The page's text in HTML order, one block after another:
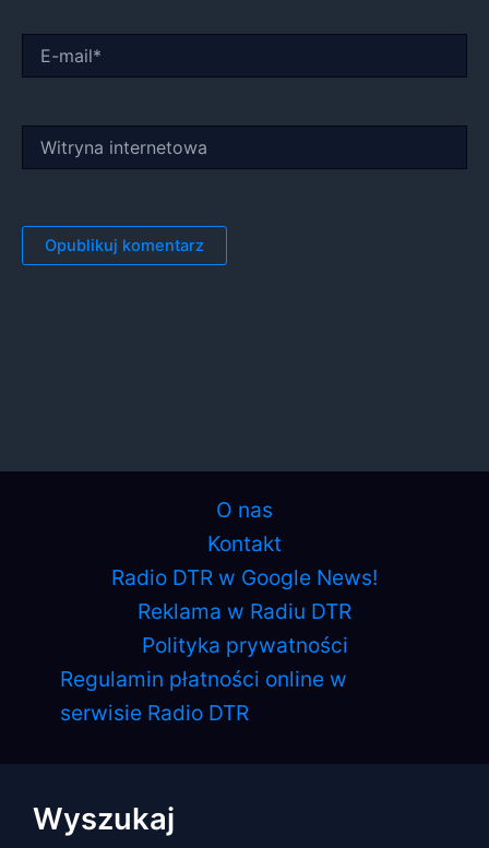
mail*
internetowa
O nas
Kontakt
Radio DTR w Google News!
Reklama w Radiu DTR
Polityka prywatności
Regulamin płatności online w
serwisie Radio DTR
Wyszukaj